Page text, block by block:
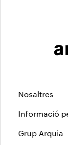
Nosaltres
Informació
Grup Arquia